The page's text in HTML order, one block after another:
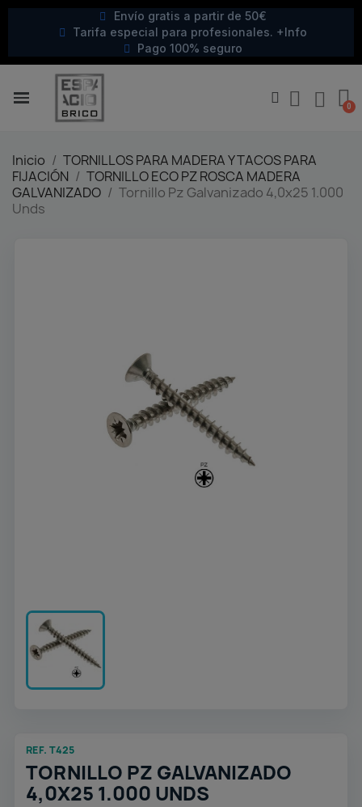
Envío gratis a partir de 50€
Tarifa especial para profesionales. +Info
Pago 100% seguro
Inicio
TORNILLOS PARA MADERA Y TACOS PARA
FIJACIÓN
TORNILLO ECO PZ ROSCA MADERA
GALVANIZADO
Tornillo Pz Galvanizado 4,0x25 1.000
Unds
REF. T425
TORNILLO PZ GALVANIZADO
4,0X25 1.000 UNDS